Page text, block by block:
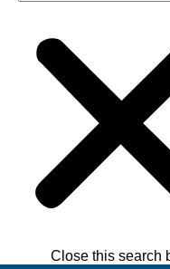
Close this search